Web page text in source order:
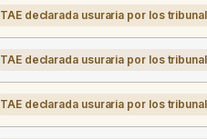
TAE declarada usuraria por los
TAE declarada usuraria por los
TAE declarada usuraria por los